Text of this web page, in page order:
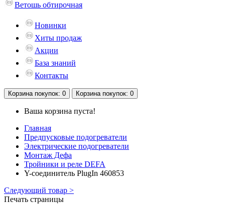
Ветошь обтирочная
Новинки
Хиты продаж
Акции
База знаний
Контакты
Корзина покупок: 0 Корзина покупок: 0
Ваша корзина пуста!
Главная
Предпусковые подогреватели
Электрические подогреватели
Монтаж Дефа
Тройники и реле DEFA
Y-соединитель PlugIn 460853
Следующий товар >
Печать страницы